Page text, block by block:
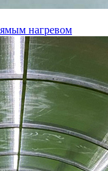
нагревом